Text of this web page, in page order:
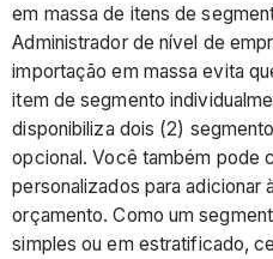
em massa de itens de
Administrador de nível de
importação em massa evita
item de segmento
disponibiliza dois (2)
opcional. Você também pode
personalizados para adicionar
orçamento. Como um
simples ou em estratificado,